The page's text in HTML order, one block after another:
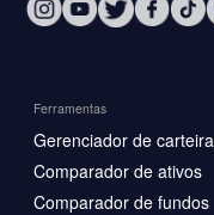
Ferramentas
Gerenciador de
Comparador de ativos
Comparador de fundos